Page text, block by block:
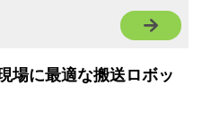
場に最適な搬送ロボッ